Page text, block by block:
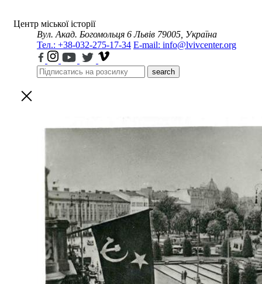
Центр міської історії
Вул. Акад. Богомольця 6 Львів 79005, Україна
Тел.: +38-032-275-17-34 E-mail: info@lvivcenter.org
search